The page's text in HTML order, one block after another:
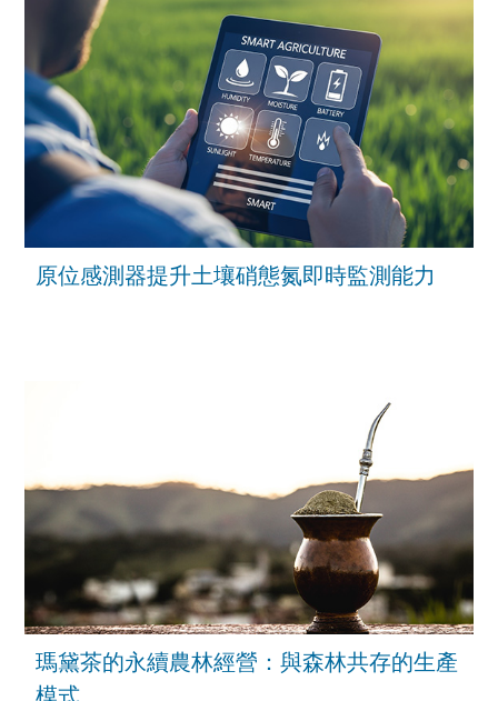
原位感測器提升土壤硝態氮即時監測能力
瑪黛茶的永續農林經營：與森林共存的生產
模式